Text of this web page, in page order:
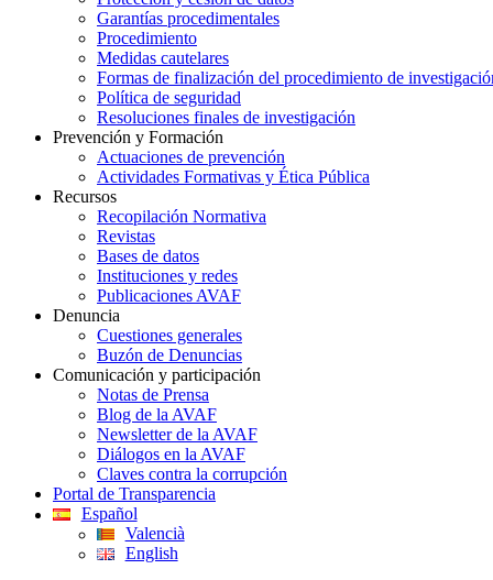
Garantías procedimentales
Procedimiento
Medidas cautelares
Formas de finalización del procedimiento de
Política de seguridad
Resoluciones finales de investigación
Prevención y Formación
Actuaciones de prevención
Actividades Formativas y Ética Pública
Recursos
Recopilación Normativa
Revistas
Bases de datos
Instituciones y redes
Publicaciones AVAF
Denuncia
Cuestiones generales
Buzón de Denuncias
Comunicación y participación
Notas de Prensa
Blog de la AVAF
Newsletter de la AVAF
Diálogos en la AVAF
Claves contra la corrupción
Portal de Transparencia
Español
Valencià
English